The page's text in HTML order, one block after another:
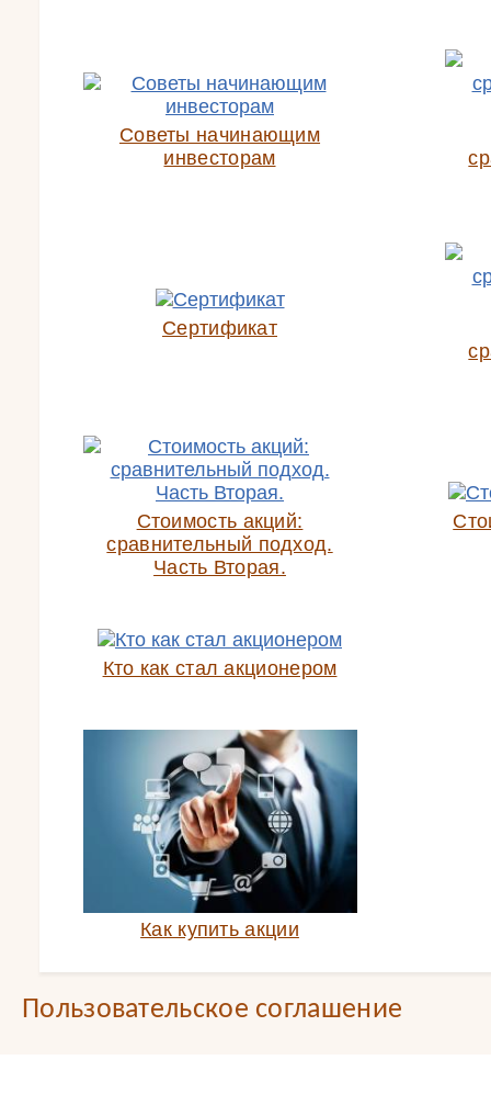
Советы начинающим
инвесторам
Сертификат
Стоимость акций:
сравнительный подход.
Часть Вторая.
Кто как стал акционером
Как купить акции
Пользовательское соглашение